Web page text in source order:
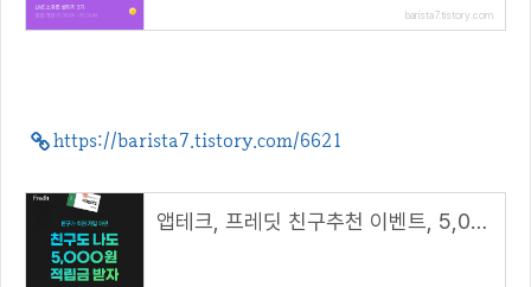
barista7.tistory.com
https://barista7.tistory.com/6621
앱테크, 프레딧 친구추천 이벤트, 5,000원 적립금 지급( 추천코드 : winhunt )